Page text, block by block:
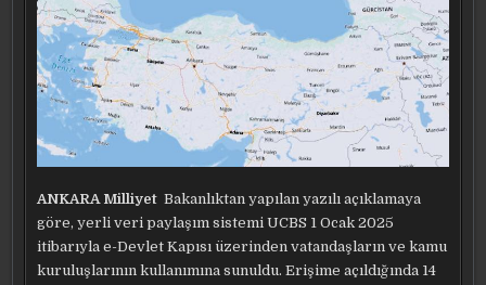
ANKARA Milliyet Bakanlıktan yapılan yazılı açıklamaya
göre, yerli veri paylaşım sistemi UCBS 1 Ocak 2025
itibarıyla e-Devlet Kapısı üzerinden vatandaşların ve kamu
kuruluşlarının kullanımına sunuldu. Erişime açıldığında 14